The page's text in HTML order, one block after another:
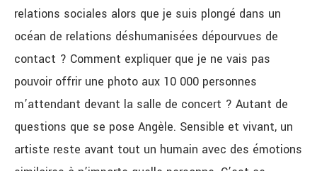
relations sociales alors que je suis plongé dans un
océan de relations déshumanisées dépourvues de
contact ? Comment expliquer que je ne vais pas
pouvoir offrir une photo aux 10 000 personnes
m’attendant devant la salle de concert ? Autant de
questions que se pose Angèle. Sensible et vivant, un
artiste reste avant tout un humain avec des émotions